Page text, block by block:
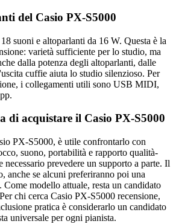
del Casio PX-S5000
suoni e altoparlanti da 16 W. Questa è la
varietà sufficiente per lo studio, ma
dalla potenza degli altoparlanti, dalle
cuffie aiuta lo studio silenzioso. Per
i collegamenti utili sono USB MIDI,
di acquistare il Casio PX-S5000
PX-S5000, è utile confrontarlo con
suono, portabilità e rapporto qualità-
necessario prevedere un supporto a parte. Il
anche se alcuni preferiranno poi una
Come modello attuale, resta un candidato
chi cerca Casio PX-S5000 recensione,
pratica è considerarlo un candidato
universale per ogni pianista.